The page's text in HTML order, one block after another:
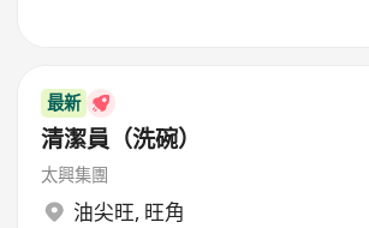
最新
清潔員（洗碗）
太興集團
油尖旺, 旺角